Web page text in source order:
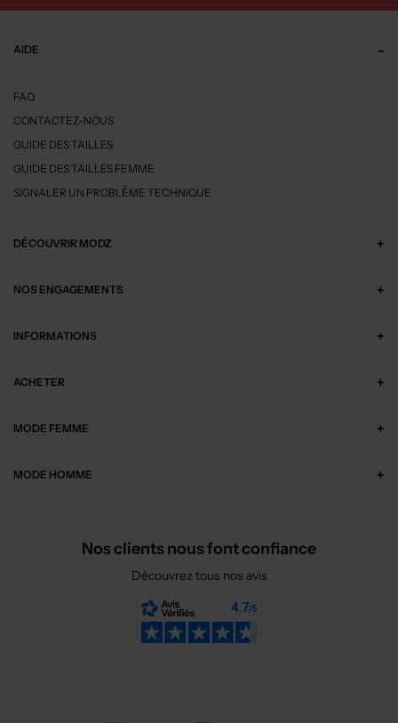
AIDE
FAQ
CONTACTEZ-NOUS
GUIDE DES TAILLES
GUIDE DES TAILLES FEMME
SIGNALER UN PROBLÈME TECHNIQUE
DÉCOUVRIR MODZ
NOS ENGAGEMENTS
INFORMATIONS
ACHETER
MODE FEMME
MODE HOMME
Nos clients nous font confiance
Découvrez tous nos avis